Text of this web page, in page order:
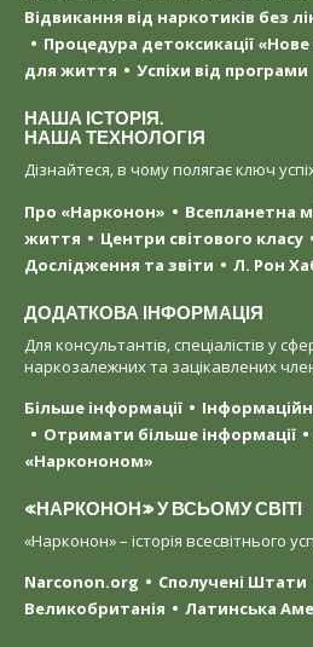
Відвикання від наркотиків без
Процедура детоксикації
для життя
Успіхи від програми
НАША ІСТОРІЯ.
НАША ТЕХНОЛОГІЯ
Дізнайтеся, в чому полягає ключ
Про «Нарконон»
Всепланетна
життя
Центри світового класу
Дослідження та звіти
Л. Рон
ДОДАТКОВА ІНФОРМАЦІЯ
Для консультантів, спеціалістів у
наркозалежних та зацікавлених
Більше інформації
Отримати більше інформації
«Наркононом»
«НАРКОНОН» У ВСЬОМУ СВІТІ
«Нарконон» – історія всесвітнього
Narconon.org
Сполучені Штати
Великобританія
Латинська